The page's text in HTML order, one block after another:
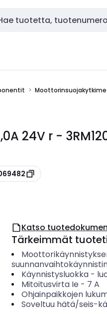
24V r -
Katso
Tärkeimmät
Käynnistysluokka-
Mitoitusvirta Ie - 7 A
Ohjainpaikkojen
Soveltuu hätä/seis-